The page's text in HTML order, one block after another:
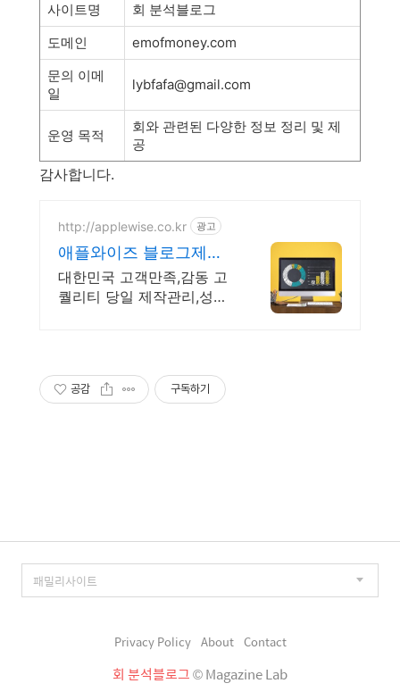
사이트명
회 분석블로그
도메인
emofmoney.com
문의 이메
일
lybfafa@gmail.com
운영 목적
회와 관련된 다양한 정보 정리 및 제
공
감사합니다.
http://applewise.co.kr 광고
애플와이즈 블로그제작
관리전문 수많은 대표님
들의 선택
대한민국 고객만족,감동 고
퀄리티 당일 제작관리,성공
공감 구독하기
Privacy Policy About Contact
회 분석블로그© Magazine Lab